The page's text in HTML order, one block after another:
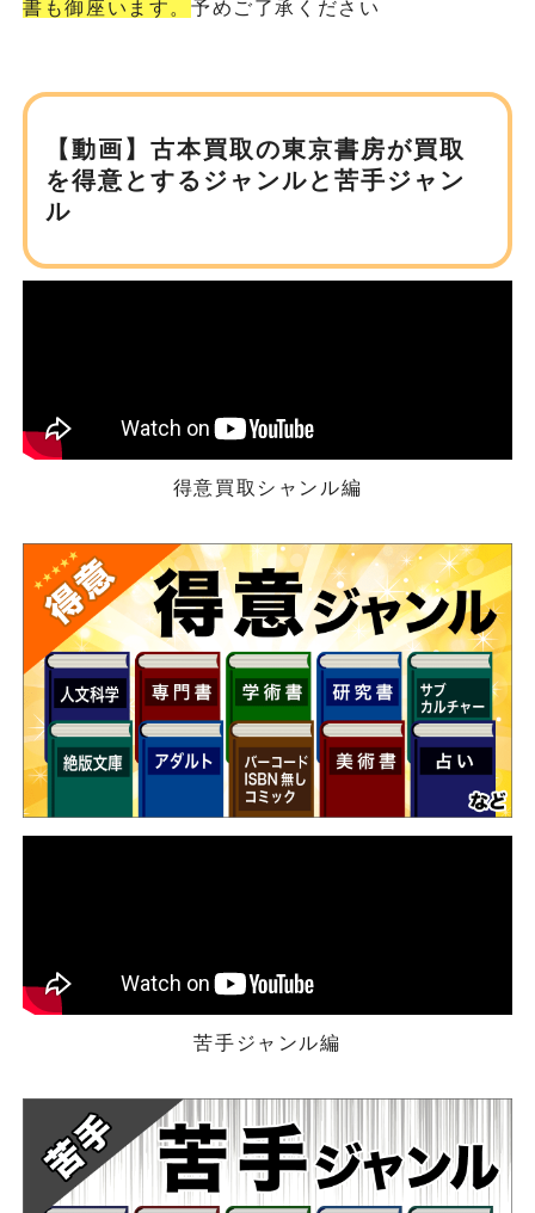
書も御座います。 予めご了承ください
【動画】古本買取の東京書房が買取
を得意とするジャンルと苦手ジャン
ル
得意買取シャンル編
苦手ジャンル編